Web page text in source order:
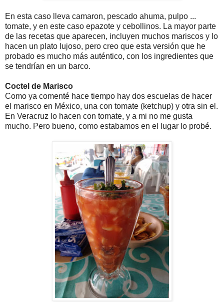
En esta caso lleva camaron, pescado ahuma, pulpo ...
tomate, y en este caso epazote y cebollinos. La mayor parte
de las recetas que aparecen, incluyen muchos mariscos y lo
hacen un plato lujoso, pero creo que esta versión que he
probado es mucho más auténtico, con los ingredientes que
se tendrían en un barco.
Coctel de Marisco
Como ya comenté hace tiempo hay dos escuelas de hacer
el marisco en México, una con tomate (ketchup) y otra sin el.
En Veracruz lo hacen con tomate, y a mi no me gusta
mucho. Pero bueno, como estabamos en el lugar lo probé.